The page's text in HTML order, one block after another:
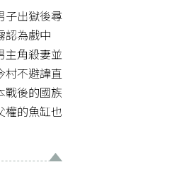
子出獄後尋
認為戲中
主角殺妻並
村不避諱直
戰後的國族
權的魚缸也